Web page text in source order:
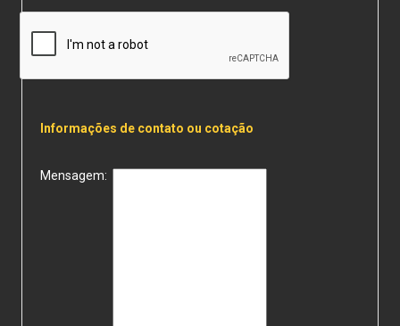
Informações de contato ou cotação
Mensagem: